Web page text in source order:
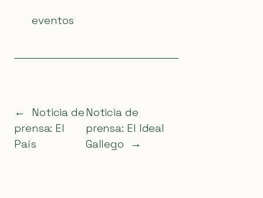
eventos
←
Noticia de
prensa: El
País
Noticia de
prensa: El Ideal
Gallego
→